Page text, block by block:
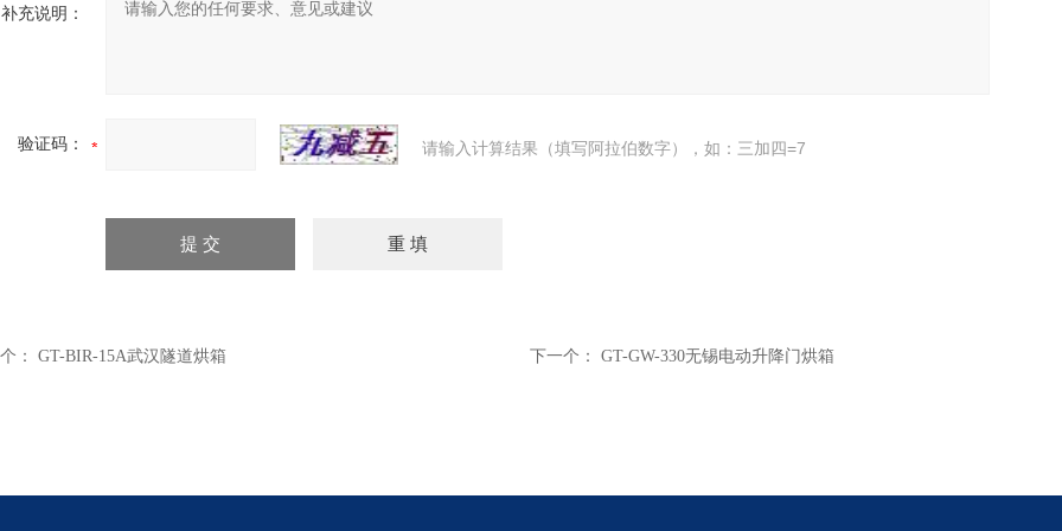
补充说明：
验证码： 请输入计算结果（填写阿拉伯数字），如：三加四=7
： GT-BIR-15A武汉隧道烘箱 下一个： GT-GW-330无锡电动升降门烘箱